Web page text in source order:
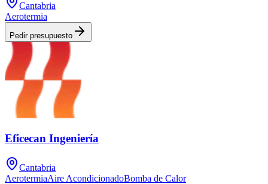
Cantabria
Aerotermia
Pedir presupuesto
Eficecan Ingeniería
Cantabria
AerotermiaAire AcondicionadoBomba de Calor